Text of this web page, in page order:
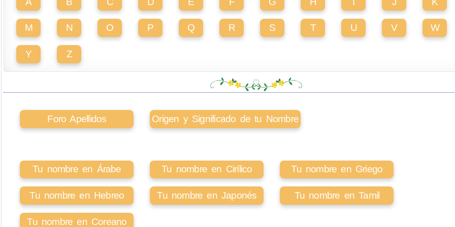
M N O P Q R S T U V W
Y Z
Foro Apellidos Origen y Significado de tu Nombre
Tu nombre en Árabe Tu nombre en Cirílico Tu nombre en Griego
Tu nombre en Hebreo Tu nombre en Japonés Tu nombre en Tamil
Tu nombre en Coreano